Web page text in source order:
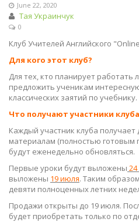
June 22, 2020
Тая Украинчук
0
Клуб Учителей Английского
Для кого этот клуб?
Для тех, кто планирует работать
предложить ученикам
классических заятий по учебнику.
Что получают участники
Каждый участник клуба получает
материалам (полностью готовым
будут еженедельно обновляться.
Первые уроки будут выложены
выложены 19 июля. Таким
девяти полноценных летних
Продажи открыты до 19 июля.
будет приобретать только по